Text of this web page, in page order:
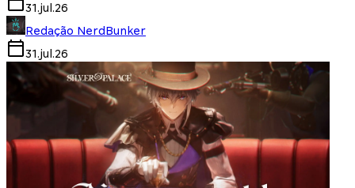
31.jul.26
Redação NerdBunker
31.jul.26